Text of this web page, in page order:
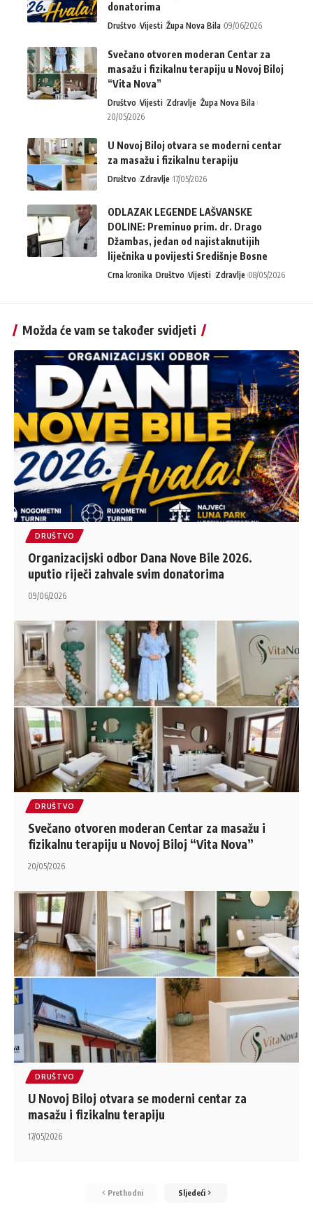
donatorima
Društvo Vijesti Župa Nova Bila 09/06/2026
Svečano otvoren moderan Centar za
masažu i fizikalnu terapiju u Novoj Biloj
“Vita Nova”
Društvo Vijesti Zdravlje Župa Nova Bila
20/05/2026
U Novoj Biloj otvara se moderni centar
za masažu i fizikalnu terapiju
Društvo Zdravlje 17/05/2026
ODLAZAK LEGENDE LAŠVANSKE
DOLINE: Preminuo prim. dr. Drago
Džambas, jedan od najistaknutijih
liječnika u povijesti Središnje Bosne
Crna kronika Društvo Vijesti Zdravlje 08/05/2026
Možda će vam se također svidjeti
DRUŠTVO
Organizacijski odbor Dana Nove Bile 2026.
uputio riječi zahvale svim donatorima
09/06/2026
DRUŠTVO
Svečano otvoren moderan Centar za masažu i
fizikalnu terapiju u Novoj Biloj “Vita Nova”
20/05/2026
DRUŠTVO
U Novoj Biloj otvara se moderni centar za
masažu i fizikalnu terapiju
17/05/2026
Prethodni Sljedeći